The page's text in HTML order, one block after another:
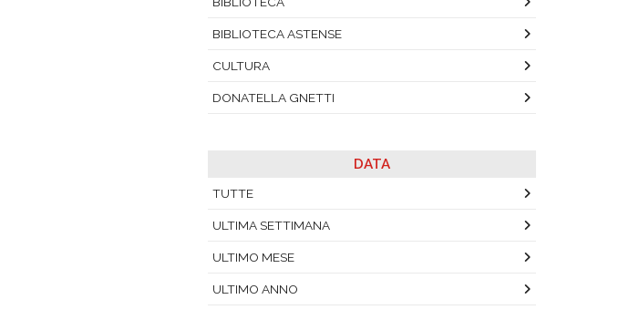
BIBLIOTECA ASTENSE
CULTURA
DONATELLA GNETTI
DATA
TUTTE
ULTIMA SETTIMANA
ULTIMO MESE
ULTIMO ANNO